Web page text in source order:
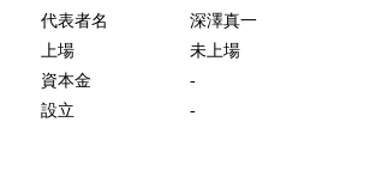
代表者名
深澤真一
上場
未上場
資本金
-
設立
-